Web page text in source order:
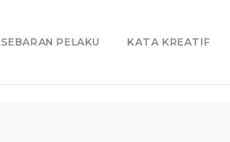
SEBARAN PELAKU KATA KREATIF